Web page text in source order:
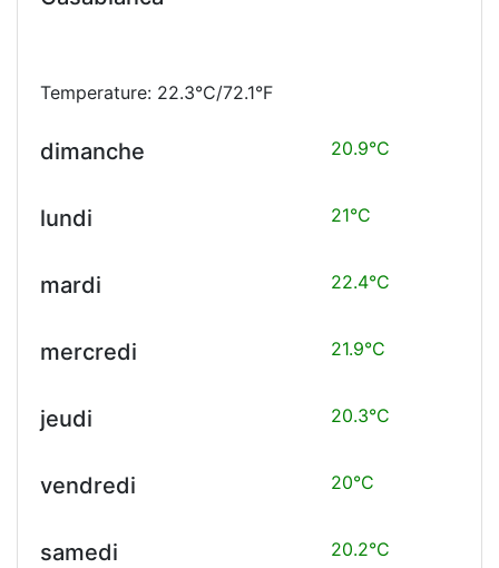
Temperature: 22.3°C/72.1°F
dimanche 20.9°C
lundi 21°C
mardi 22.4°C
mercredi 21.9°C
jeudi 20.3°C
vendredi 20°C
samedi 20.2°C